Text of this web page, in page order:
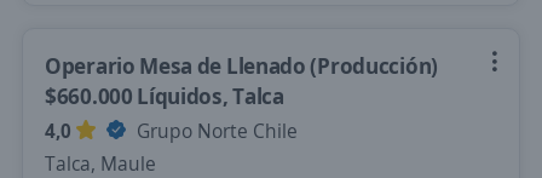
Operario Mesa de Llenado (Producción)
$660.000 Líquidos, Talca
4,0
Grupo Norte Chile
Talca, Maule